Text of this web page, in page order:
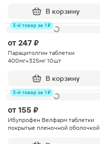
В корзину
3-й товар за 1 ₽
от 247 ₽
Парацитолгин таблетки
400мг+325мг 10шт
В корзину
3-й товар за 1 ₽
от 155 ₽
Ибупрофен Велфарм таблетки
покрытые пленочной оболочкой